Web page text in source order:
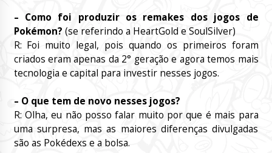
– Como foi produzir os remakes dos jogos de
Pokémon? (se referindo a HeartGold e SoulSilver)
R: Foi muito legal, pois quando os primeiros foram
criados eram apenas da 2° geração e agora temos mais
tecnologia e capital para investir nesses jogos.
– O que tem de novo nesses jogos?
R: Olha, eu não posso falar muito por que é mais para
uma surpresa, mas as maiores diferenças divulgadas
são as Pokédexs e a bolsa.